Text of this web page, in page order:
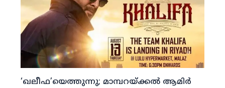
‘ഖലീഫ’യെത്തുന്നു; മാമ്പറയ്ക്കല്‍ ആമിര്‍